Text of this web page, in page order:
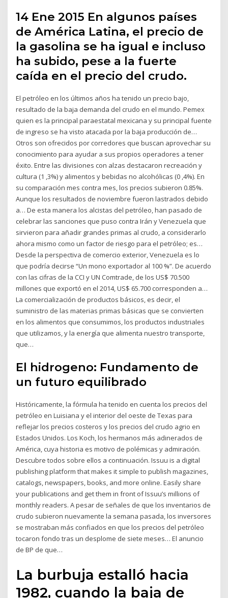
14 Ene 2015 En algunos países
de América Latina, el precio de
la gasolina se ha igual e incluso
ha subido, pese a la fuerte
caída en el precio del crudo.
El petróleo en los últimos años ha tenido un precio bajo,
resultado de la baja demanda del crudo en el mundo. Pemex
quien es la principal paraestatal mexicana y su principal fuente
de ingreso se ha visto atacada por la baja producción de…
Otros son ofrecidos por corredores que buscan aprovechar su
conocimiento para ayudar a sus propios operadores a tener
éxito. Entre las divisiones con alzas destacaron recreación y
cultura (1 ,3%) y alimentos y bebidas no alcohólicas (0 ,4%). En
su comparación mes contra mes, los precios subieron 0.85%.
Aunque los resultados de noviembre fueron lastrados debido
a… De esta manera los alcistas del petróleo, han pasado de
celebrar las sanciones que puso contra Irán y Venezuela que
sirvieron para añadir grandes primas al crudo, a considerarlo
ahora mismo como un factor de riesgo para el petróleo; es…
Desde la perspectiva de comercio exterior, Venezuela es lo
que podría decirse “Un mono exportador al 100 %”. De acuerdo
con las cifras de la CCI y UN Comtrade, de los US$ 70.500
millones que exportó en el 2014, US$ 65.700 corresponden a…
La comercialización de productos básicos, es decir, el
suministro de las materias primas básicas que se convierten
en los alimentos que consumimos, los productos industriales
que utilizamos, y la energía que alimenta nuestro transporte,
que…
El hidrogeno: Fundamento de
un futuro equilibrado
Históricamente, la fórmula ha tenido en cuenta los precios del
petróleo en Luisiana y el interior del oeste de Texas para
reflejar los precios costeros y los precios del crudo agrio en
Estados Unidos. Los Koch, los hermanos más adinerados de
América, cuya historia es motivo de polémicas y admiración.
Descubre todos sobre ellos a continuación. Issuu is a digital
publishing platform that makes it simple to publish magazines,
catalogs, newspapers, books, and more online. Easily share
your publications and get them in front of Issuu’s millions of
monthly readers. A pesar de señales de que los inventarios de
crudo subieron nuevamente la semana pasada, los inversores
se mostraban más confiados en que los precios del petróleo
tocaron fondo tras un desplome de siete meses… El anuncio
de BP de que…
La burbuja estalló hacia
1982, cuando la baja de